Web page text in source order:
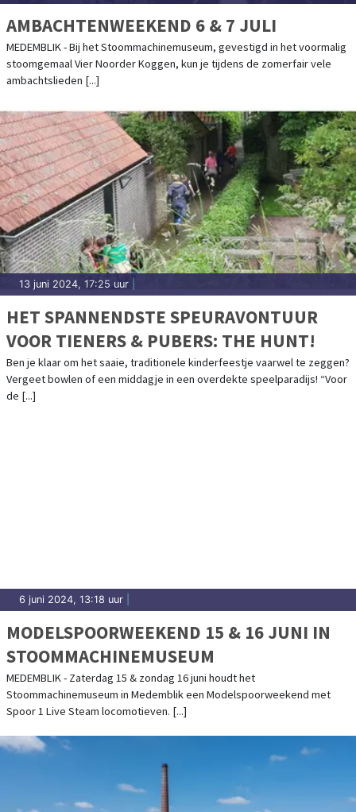
AMBACHTENWEEKEND 6 & 7 JULI
MEDEMBLIK - Bij het Stoommachinemuseum, gevestigd in het voormalig
stoomgemaal Vier Noorder Koggen, kun je tijdens de zomerfair vele
ambachtslieden [...]
13 juni 2024, 17:25 uur
HET SPANNENDSTE SPEURAVONTUUR
VOOR TIENERS & PUBERS: THE HUNT!
Ben je klaar om het saaie, traditionele kinderfeestje vaarwel te zeggen?
Vergeet bowlen of een middagje in een overdekte speelparadijs! “Voor
de [...]
6 juni 2024, 13:18 uur
MODELSPOORWEEKEND 15 & 16 JUNI IN
STOOMMACHINEMUSEUM
MEDEMBLIK - Zaterdag 15 & zondag 16 juni houdt het
Stoommachinemuseum in Medemblik een Modelspoorweekend met
Spoor 1 Live Steam locomotieven. [...]